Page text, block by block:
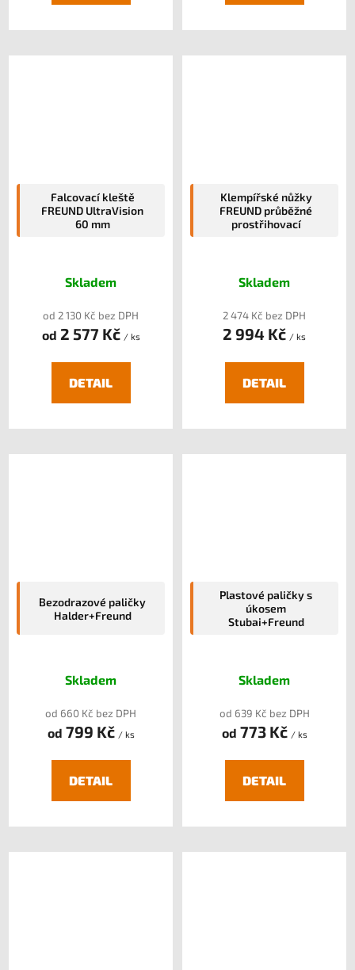
Falcovací kleště
FREUND UltraVision
60 mm
Skladem
od 2 130 Kč bez DPH
od 2 577 Kč / ks
DETAIL
Klempířské nůžky
FREUND průběžné
prostřihovací
Skladem
2 474 Kč bez DPH
2 994 Kč / ks
DETAIL
Bezodrazové paličky
Halder+Freund
Skladem
od 660 Kč bez DPH
od 799 Kč / ks
DETAIL
Plastové paličky s
úkosem
Stubai+Freund
Skladem
od 639 Kč bez DPH
od 773 Kč / ks
DETAIL